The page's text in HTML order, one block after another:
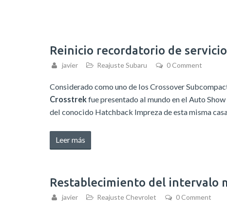
Reinicio recordatorio de
javier Reajuste Subaru 0 Comment
Considerado como uno de los Crossover
Crosstrekfue presentado al mundo en el Auto
del conocido Hatchback Impreza de esta misma
Leer más
recordatorio
servicio
de
Subaru
Restablecimiento del intervalo
javier Reajuste Chevrolet 0 Comment